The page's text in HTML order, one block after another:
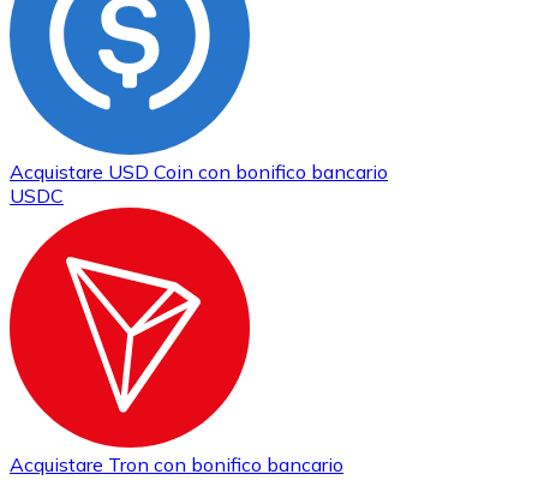
Acquistare USD Coin con bonifico bancario
USDC
Acquistare Tron con bonifico bancario